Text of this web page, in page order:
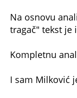
Na osnovu
tragač" tekst je
Kompletnu
I sam Milković